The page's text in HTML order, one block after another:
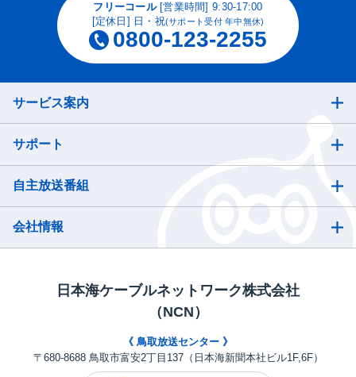
フリーコール[営業時間] 9:30-17:00
[定休日] 日・祝(サポート受付 年中無休)
0800-123-2255
サービス案内
サポート
自主放送番組
会社情報
日本海ケーブルネットワーク株式会社
（NCN）
《 鳥取放送センター 》
〒680-8688 鳥取市富安2丁目137（日本海新聞本社ビル1F,6F）